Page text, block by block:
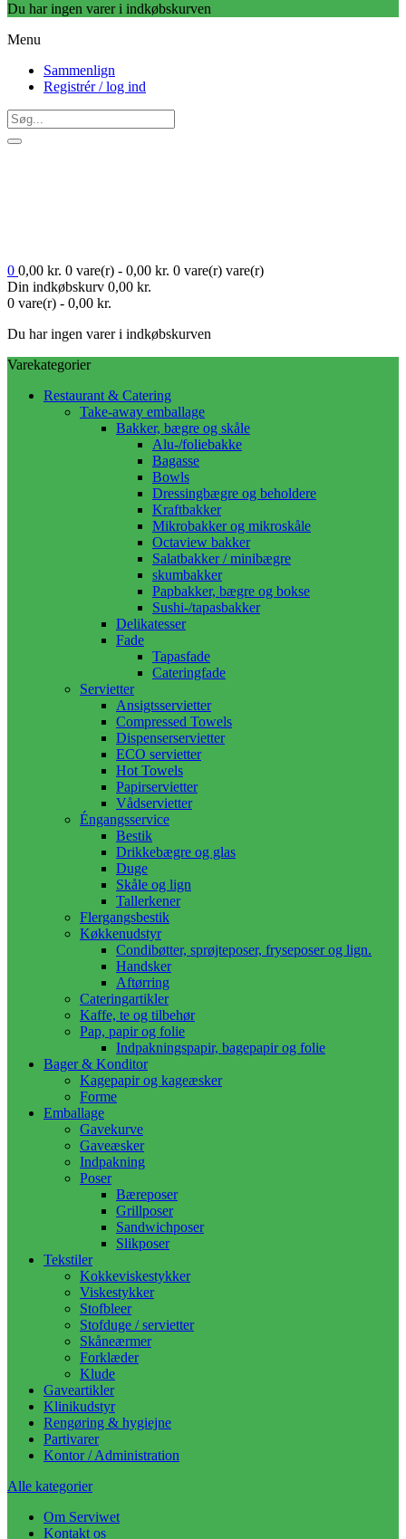
Du har ingen varer i indkøbskurven
Menu
Sammenlign
Registrér / log ind
0 0,00 kr. 0 vare(r) - 0,00 kr. 0 vare(r) vare(r)
Din indkøbskurv 0,00 kr.
0 vare(r) - 0,00 kr.
Du har ingen varer i indkøbskurven
Varekategorier
Restaurant & Catering
Take-away emballage
Bakker, bægre og skåle
Alu-/foliebakke
Bagasse
Bowls
Dressingbægre og beholdere
Kraftbakker
Mikrobakker og mikroskåle
Octaview bakker
Salatbakker / minibægre
skumbakker
Papbakker, bægre og bokse
Sushi-/tapasbakker
Delikatesser
Fade
Tapasfade
Cateringfade
Servietter
Ansigtsservietter
Compressed Towels
Dispenserservietter
ECO servietter
Hot Towels
Papirservietter
Vådservietter
Éngangsservice
Bestik
Drikkebægre og glas
Duge
Skåle og lign
Tallerkener
Flergangsbestik
Køkkenudstyr
Condibøtter, sprøjteposer, fryseposer og lign.
Handsker
Aftørring
Cateringartikler
Kaffe, te og tilbehør
Pap, papir og folie
Indpakningspapir, bagepapir og folie
Bager & Konditor
Kagepapir og kageæsker
Forme
Emballage
Gavekurve
Gaveæsker
Indpakning
Poser
Bæreposer
Grillposer
Sandwichposer
Slikposer
Tekstiler
Kokkeviskestykker
Viskestykker
Stofbleer
Stofduge / servietter
Skåneærmer
Forklæder
Klude
Gaveartikler
Klinikudstyr
Rengøring & hygiejne
Partivarer
Kontor / Administration
Alle kategorier
Om Serviwet
Kontakt os